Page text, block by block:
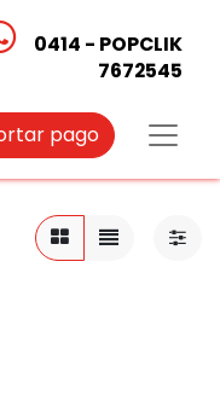
0414 - POPCLIK
7672545
pago